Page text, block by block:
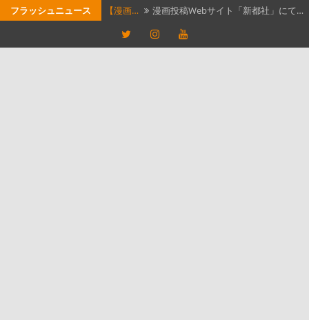
テ
フラッシュニュース 【漫画… 漫画投稿Webサイト「新都社」にて…
今日読…
今日読んだ漫画は、「アンダーニン
TwitterInstagramYouTube